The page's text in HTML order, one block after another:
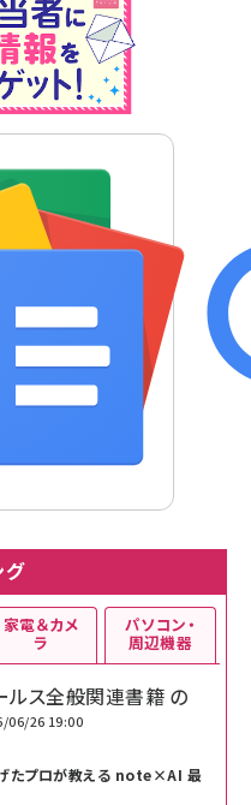
ルス全般関連書籍 の
06/26 19:00
たプロが教える note×AI 最
家電＆カメ
ラ
パソコン・
周辺機器